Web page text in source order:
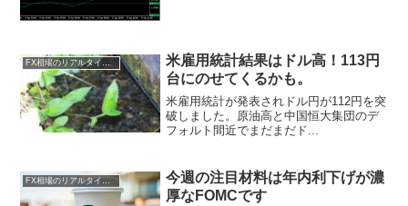
FX相場のリアルタイム情報
米雇用統計結果はドル高！113円
台にのせてくるかも。
米雇用統計が発表されドル円が112円を突
破しました。原油高と中国恒大集団のデ
フォルト間近でまだまだド...
今週の注目材料は年内利下げが濃
厚なFOMCです